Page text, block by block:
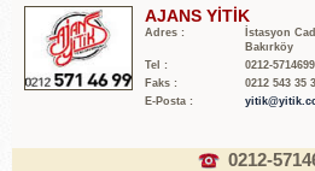
AJANS YİTİK
Adres :
İstasyon
Bakırköy
Tel :
0212-5714699
Faks :
0212 543 35
E-Posta :
0212-